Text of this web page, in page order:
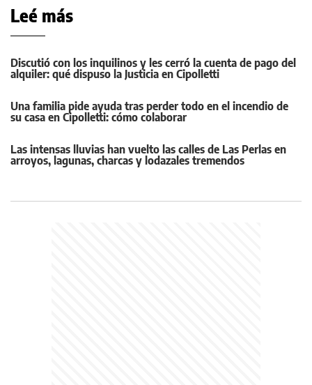
Leé más
Discutió con los inquilinos y les cerró la cuenta de pago del
alquiler: qué dispuso la Justicia en Cipolletti
Una familia pide ayuda tras perder todo en el incendio de
su casa en Cipolletti: cómo colaborar
Las intensas lluvias han vuelto las calles de Las Perlas en
arroyos, lagunas, charcas y lodazales tremendos